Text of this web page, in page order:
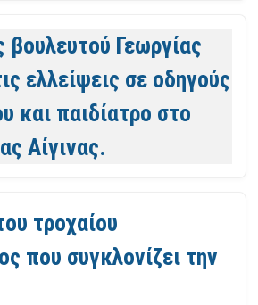
βουλευτού Γεωργίας
ελλείψεις σε οδηγούς
και παιδίατρο στο
Αίγινας.
τροχαίου
που συγκλονίζει την